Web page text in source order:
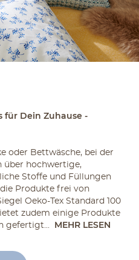
für Dein Zuhause -
oder Bettwäsche, bei der
über hochwertige,
Stoffe und Füllungen
Produkte frei von
Oeko-Tex Standard 100
zudem einige Produkte
gefertigt...
MEHR LESEN